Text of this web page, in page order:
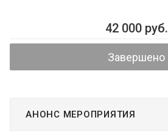
42 000 руб.
Завершено
АНОНС МЕРОПРИЯТИЯ